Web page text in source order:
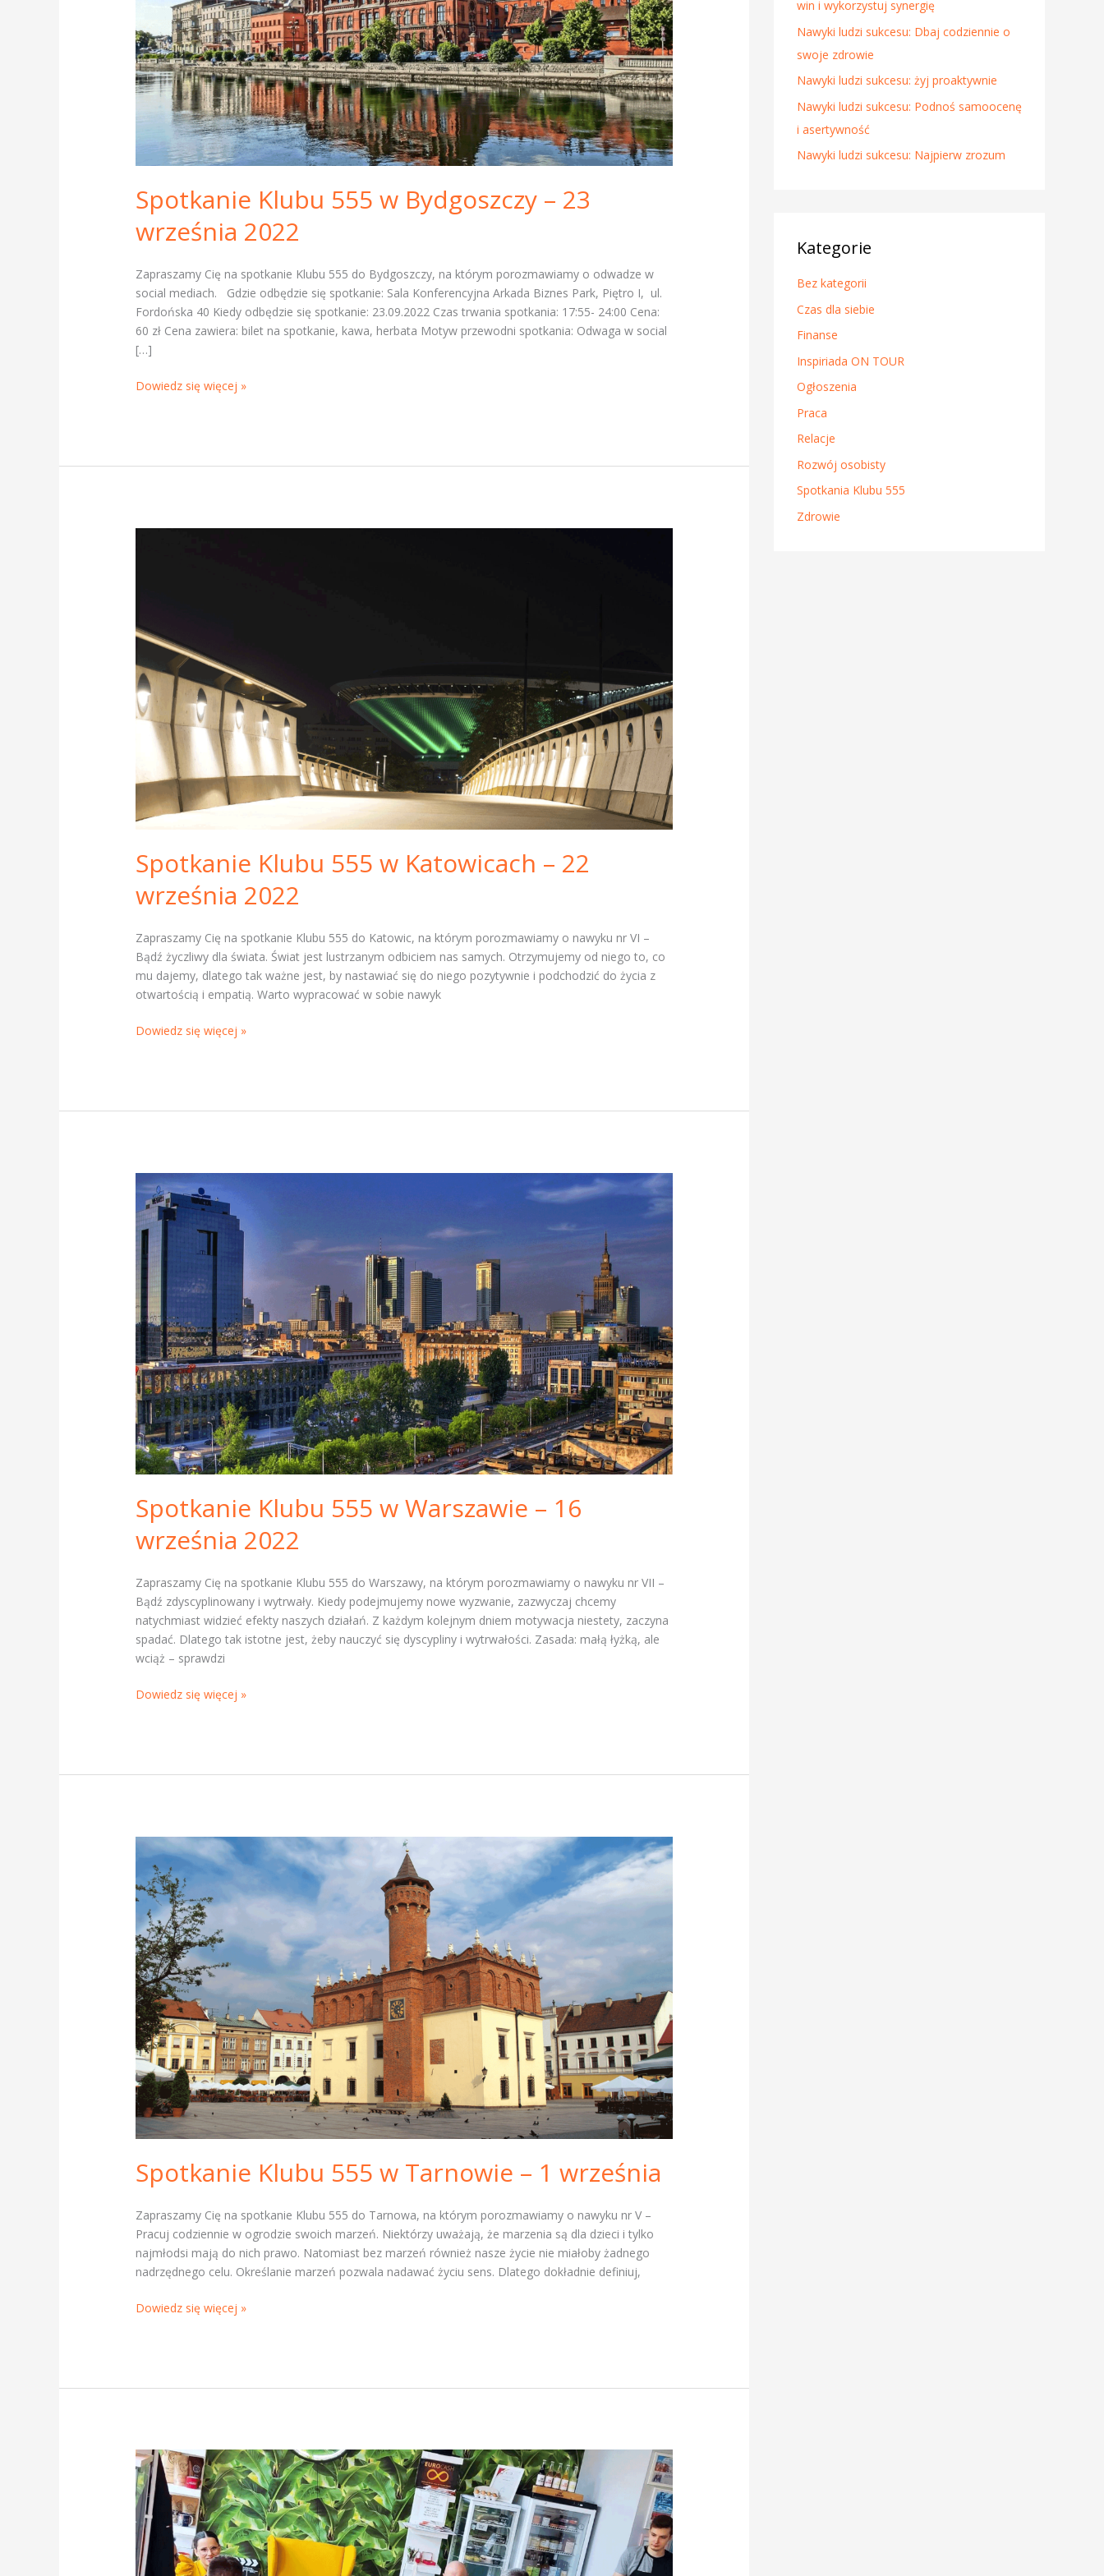
Spotkanie Klubu 555 w Bydgoszczy – 23
września 2022
Zapraszamy Cię na spotkanie Klubu 555 do Bydgoszczy, na którym porozmawiamy o odwadze w
social mediach. Gdzie odbędzie się spotkanie: Sala Konferencyjna Arkada Biznes Park, Piętro I, ul.
Fordońska 40 Kiedy odbędzie się spotkanie: 23.09.2022 Czas trwania spotkania: 17:55- 24:00 Cena:
60 zł Cena zawiera: bilet na spotkanie, kawa, herbata Motyw przewodni spotkania: Odwaga w social
[…]
września
Dowiedz się więcej »
Spotkanie Klubu 555 w Katowicach – 22
września 2022
Zapraszamy Cię na spotkanie Klubu 555 do Katowic, na którym porozmawiamy o nawyku nr VI –
Bądź życzliwy dla świata. Świat jest lustrzanym odbiciem nas samych. Otrzymujemy od niego to, co
mu dajemy, dlatego tak ważne jest, by nastawiać się do niego pozytywnie i podchodzić do życia z
otwartością i empatią. Warto wypracować w sobie nawyk
–
września
2022
Dowiedz się więcej »
Spotkanie Klubu 555 w Warszawie – 16
września 2022
Zapraszamy Cię na spotkanie Klubu 555 do Warszawy, na którym porozmawiamy o nawyku nr VII –
Bądź zdyscyplinowany i wytrwały. Kiedy podejmujemy nowe wyzwanie, zazwyczaj chcemy
natychmiast widzieć efekty naszych działań. Z każdym kolejnym dniem motywacja niestety, zaczyna
spadać. Dlatego tak istotne jest, żeby nauczyć się dyscypliny i wytrwałości. Zasada: małą łyżką, ale
wciąż – sprawdzi
Spotkanie
Klubu
555
w
Warszawie
16
września
2022
Dowiedz się więcej »
Spotkanie Klubu 555 w Tarnowie – 1 września
Zapraszamy Cię na spotkanie Klubu 555 do Tarnowa, na którym porozmawiamy o nawyku nr V –
Pracuj codziennie w ogrodzie swoich marzeń. Niektórzy uważają, że marzenia są dla dzieci i tylko
najmłodsi mają do nich prawo. Natomiast bez marzeń również nasze życie nie miałoby żadnego
nadrzędnego celu. Określanie marzeń pozwala nadawać życiu sens. Dlatego dokładnie definiuj,
Spotkanie
Klubu
555
w
Tarnowie
–
1
września
Dowiedz się więcej »
Spotkanie
Klubu
555
w
Gdańsku
–
8
l
a
:
win i wykorzystuj synergię
Nawyki ludzi sukcesu: Dbaj codziennie o
swoje zdrowie
Nawyki ludzi sukcesu: żyj proaktywnie
Nawyki ludzi sukcesu: Podnoś samoocenę
i asertywność
Nawyki ludzi sukcesu: Najpierw zrozum
Kategorie
Bez kategorii
Czas dla siebie
Finanse
Inspiriada ON TOUR
Ogłoszenia
Praca
Relacje
Rozwój osobisty
Spotkania Klubu 555
Zdrowie